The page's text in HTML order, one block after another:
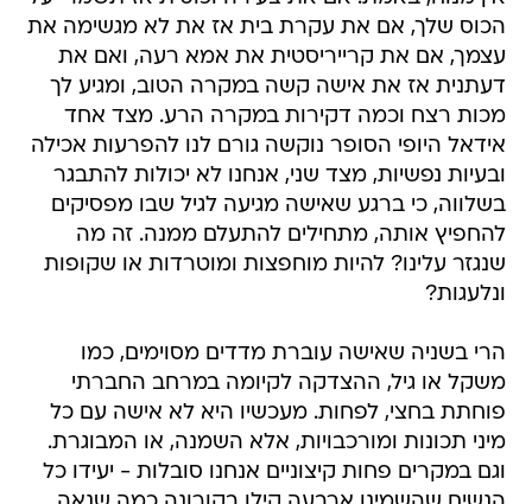
הכוס שלך, אם את עקרת בית אז את לא מגשימה את
עצמך, אם את קרייריסטית את אמא רעה, ואם את
דעתנית אז את אישה קשה במקרה הטוב, ומגיע לך
מכות רצח וכמה דקירות במקרה הרע. מצד אחד
אידאל היופי הסופר נוקשה גורם לנו להפרעות אכילה
ובעיות נפשיות, מצד שני, אנחנו לא יכולות להתבגר
בשלווה, כי ברגע שאישה מגיעה לגיל שבו מפסיקים
להחפיץ אותה, מתחילים להתעלם ממנה. זה מה
שנגזר עלינו? להיות מוחפצות ומוטרדות או שקופות
ונלעגות?
הרי בשניה שאישה עוברת מדדים מסוימים, כמו
משקל או גיל, ההצדקה לקיומה במרחב החברתי
פוחתת בחצי, לפחות. מעכשיו היא לא אישה עם כל
מיני תכונות ומורכבויות, אלא השמנה, או המבוגרת.
וגם במקרים פחות קיצוניים אנחנו סובלות - יעידו כל